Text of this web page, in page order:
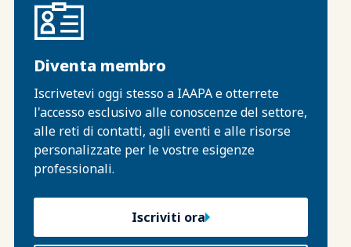
Diventa membro
Iscrivetevi oggi stesso a IAAPA e otterrete
l'accesso esclusivo alle conoscenze del settore,
alle reti di contatti, agli eventi e alle risorse
personalizzate per le vostre esigenze
professionali.
Iscriviti ora